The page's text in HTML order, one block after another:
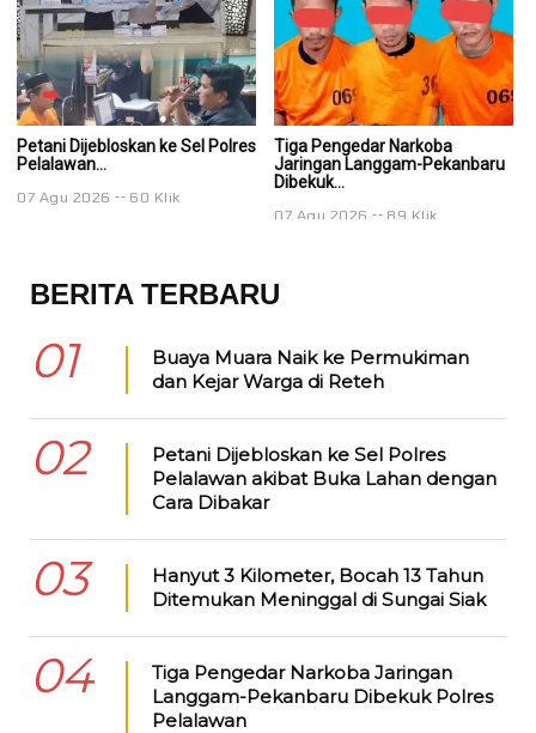
Petani Dijebloskan ke Sel Polres
Pelalawan...
07 Agu 2026 60 Klik
Tiga Pengedar Narkoba
Jaringan Langgam-Pekanbaru
Dibekuk...
07 Agu 2026 89 Klik
BERITA TERBARU
01
Buaya Muara Naik ke Permukiman
dan Kejar Warga di Reteh
02
Petani Dijebloskan ke Sel Polres
Pelalawan akibat Buka Lahan dengan
Cara Dibakar
03
Hanyut 3 Kilometer, Bocah 13 Tahun
Ditemukan Meninggal di Sungai Siak
04
Tiga Pengedar Narkoba Jaringan
Langgam-Pekanbaru Dibekuk Polres
Pelalawan